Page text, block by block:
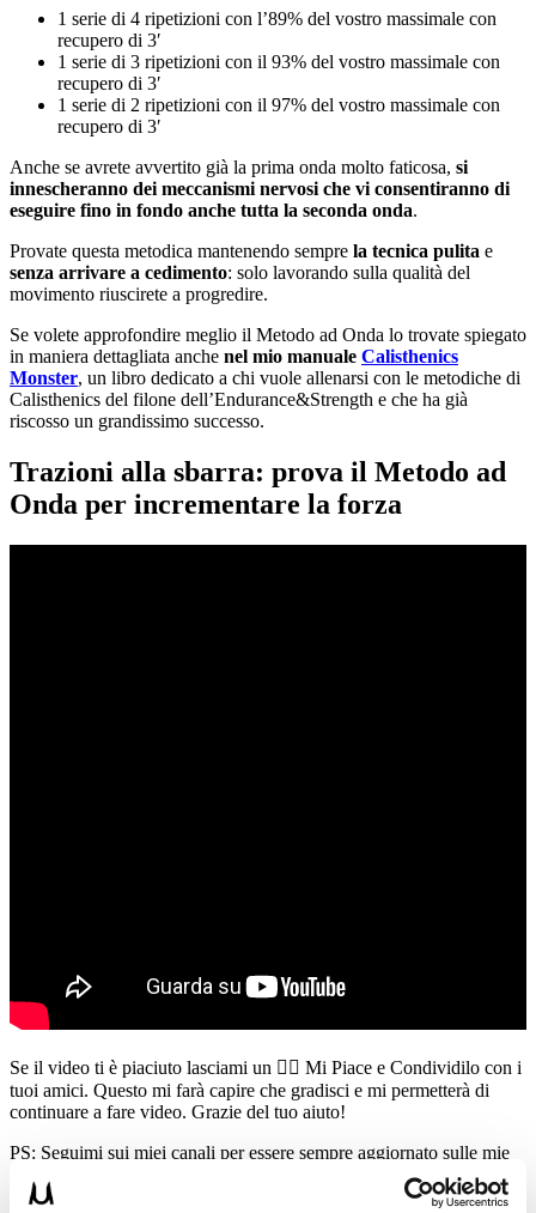
1 serie di 4 ripetizioni con l’89% del vostro massimale con
recupero di 3′
1 serie di 3 ripetizioni con il 93% del vostro massimale con
recupero di 3′
1 serie di 2 ripetizioni con il 97% del vostro massimale con
recupero di 3′
Anche se avrete avvertito già la prima onda molto faticosa, si
innescheranno dei meccanismi nervosi che vi consentiranno di
eseguire fino in fondo anche tutta la seconda onda.
Provate questa metodica mantenendo sempre la tecnica pulita e
senza arrivare a cedimento: solo lavorando sulla qualità del
movimento riuscirete a progredire.
Se volete approfondire meglio il Metodo ad Onda lo trovate spiegato
in maniera dettagliata anche nel mio manuale Calisthenics
Monster, un libro dedicato a chi vuole allenarsi con le metodiche di
Calisthenics del filone dell’Endurance&Strength e che ha già
riscosso un grandissimo successo.
Trazioni alla sbarra: prova il Metodo ad
Onda per incrementare la forza
Se il video ti è piaciuto lasciami un 👍🏻 Mi Piace e Condividilo con i
tuoi amici. Questo mi farà capire che gradisci e mi permetterà di
continuare a fare video. Grazie del tuo aiuto!
PS: Seguimi sui miei canali per essere sempre aggiornato sulle mie